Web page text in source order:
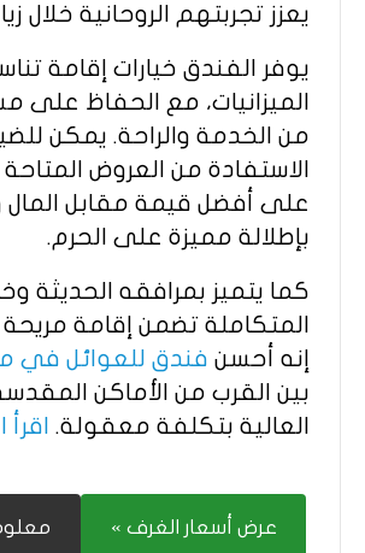
يعزز تجربتهم الروحانية خلال
يوفر الفندق خيارات إقامة
الميزانيات، مع الحفاظ على
من الخدمة والراحة. يمكن
الاستفادة من العروض
على أفضل قيمة مقابل المال
بإطلالة مميزة على الحرم.
كما يتميز بمرافقه الحديثة
المتكاملة تضمن إقامة
إنه أحسن فندق للعوائل في
بين القرب من الأماكن
العالية بتكلفة معقولة. اقرأ
عرض أسعار الغرف »